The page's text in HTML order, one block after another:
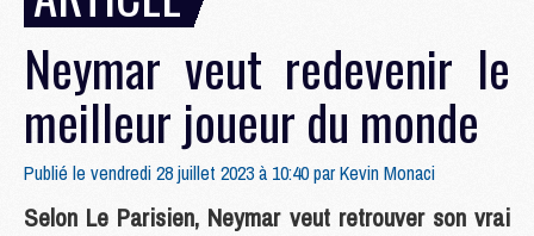
Neymar veut redevenir le
meilleur joueur du monde
Publié le vendredi 28 juillet 2023 à 10:40 parKevin Monaci
Selon Le Parisien, Neymar veut retrouver son vrai